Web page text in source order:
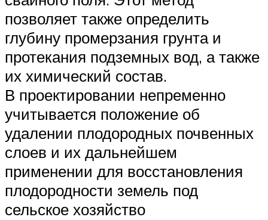
позволяет также определить
глубину промерзания грунта и
протекания подземных вод, а также
их химический состав.
В проектировании непременно
учитывается положение об
удалении плодородных почвенных
слоев и их дальнейшем
применении для восстановления
плодородности земель под
сельское хозяйство